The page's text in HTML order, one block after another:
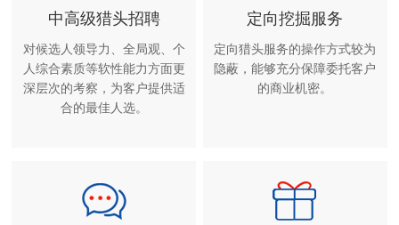
中高级猎头招聘
对候选人领导力、全局观、个
人综合素质等软性能力方面更
深层次的考察，为客户提供适
合的最佳人选。
定向挖掘服务
定向猎头服务的操作方式较为
隐蔽，能够充分保障委托客户
的商业机密。